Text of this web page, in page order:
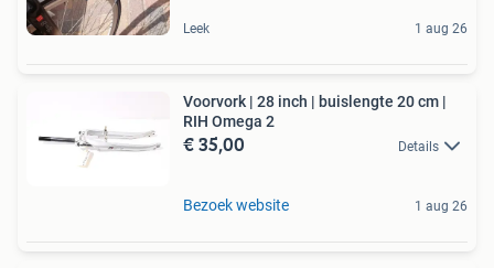
Leek 1 aug 26
Voorvork | 28 inch | buislengte 20 cm |
RIH Omega 2
€ 35,00 Details
Bezoek website 1 aug 26